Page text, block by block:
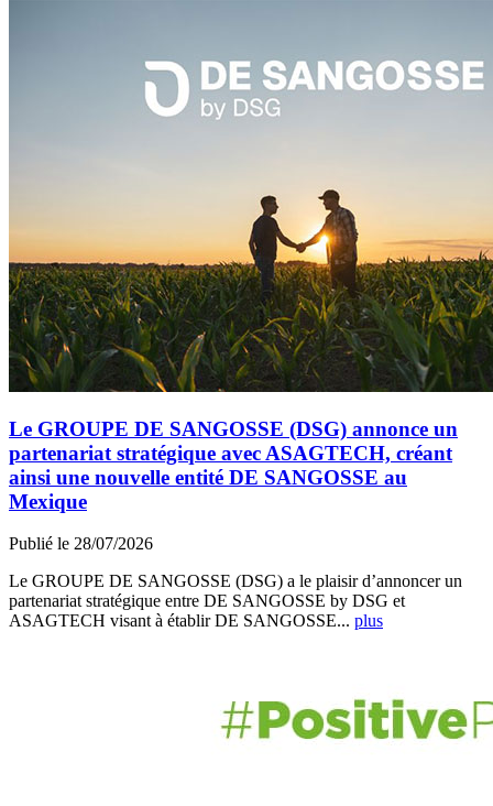
Le GROUPE DE SANGOSSE (DSG) annonce un
partenariat stratégique avec ASAGTECH, créant
ainsi une nouvelle entité DE SANGOSSE au
Mexique
Publié le 28/07/2026
Le GROUPE DE SANGOSSE (DSG) a le plaisir d’annoncer un
partenariat stratégique entre DE SANGOSSE by DSG et
ASAGTECH visant à établir DE SANGOSSE... plus